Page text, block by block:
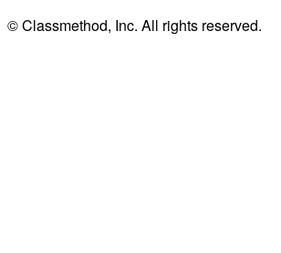
© Classmethod, Inc. All rights reserved.